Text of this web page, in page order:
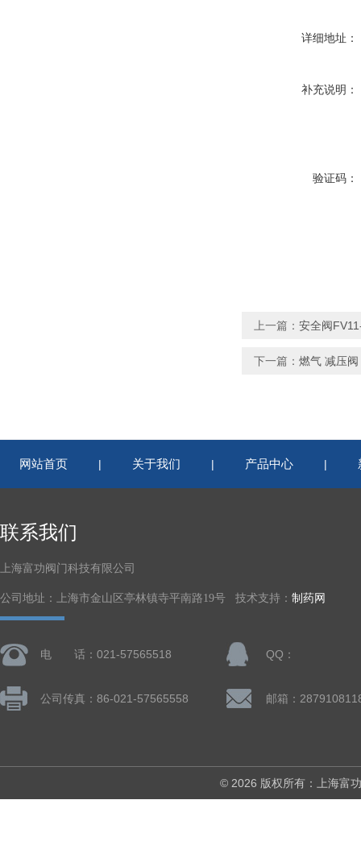
详细地址：
补充说明：
验证码：
上一篇： 安全阀
下一篇： 燃气 减压
网站首页 | 关于我们 | 产品中心 |
联系我们
上海富功阀门科技有限公司
公司地址：上海市金山区亭林镇寺平南路19号 技术支持： 制药网
电 话：021-57565518 QQ：
公司传真：86-021-57565558 邮箱：
© 2026 版权所有：上海富